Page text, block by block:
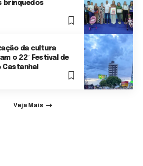
brinquedos
da cultura
o 22º Festival de
Castanhal
Veja Mais